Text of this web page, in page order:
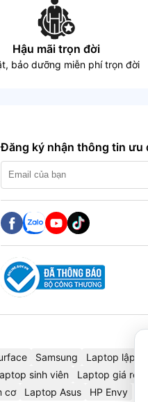
Hậu mãi trọn đời
bảo dưỡng miễn phí trọn đời
Đăng ký nhận thông tin ưu
Samsung Laptop lập
sinh viên Laptop giá rẻ
cơ Laptop Asus HP Envy